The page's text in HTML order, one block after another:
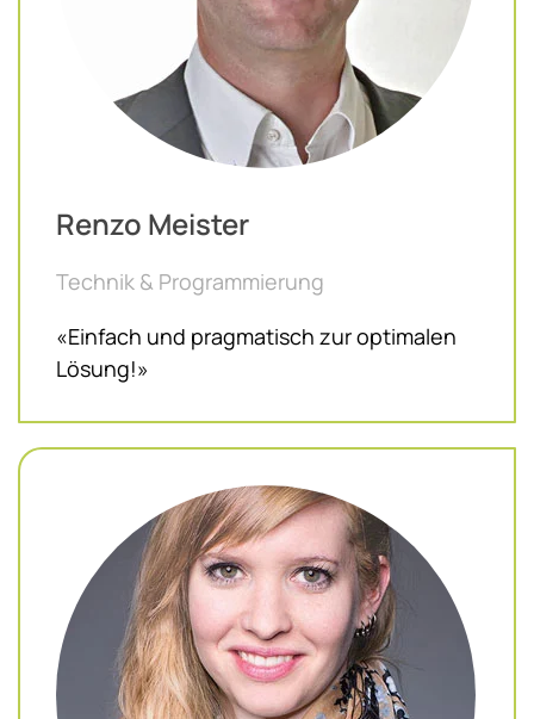
Renzo Meister
Technik & Programmierung
«Einfach und pragmatisch zur optimalen
Lösung!»